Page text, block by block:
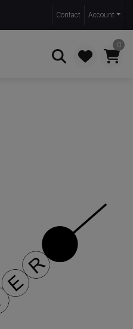
Contact Account
0